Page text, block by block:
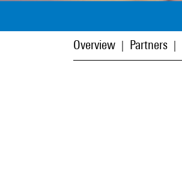
Overview Partners